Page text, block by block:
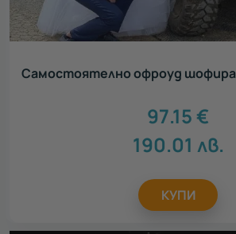
Самостоятелно офроуд
97.15€
190.01 лв.
КУПИ